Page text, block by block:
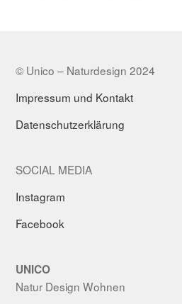
© Unico – Naturdesign 2024
Impressum und Kontakt
Datenschutzerklärung
SOCIAL MEDIA
Instagram
Facebook
UNICO
Natur Design Wohnen